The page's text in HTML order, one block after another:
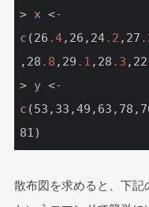
> x <-
c (26 .4,26,24.2 ,27
,28 .8 ,29 .1 ,28 .3 ,22
> y <-
c
81)
散布図を求めると、下